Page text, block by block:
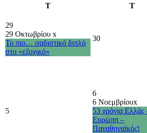
Τ Τ
29
29 Οκτωβρίου x
Το πιο… σαδιστικό διπλό
στο «εξοχικό»
30
5
6
6 Νοεμβρίουx
53 χρόνια Ελλάς
Ευρώπη –
Παναθηναϊκός!